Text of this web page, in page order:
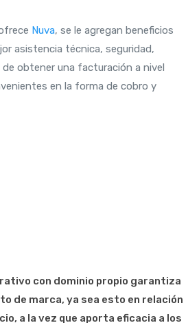
Nuva, se le agregan beneficios
asistencia técnica, seguridad,
obtener una facturación a nivel
en la forma de cobro y
con dominio propio garantiza
de marca, ya sea esto en relación
a la vez que aporta eficacia a los